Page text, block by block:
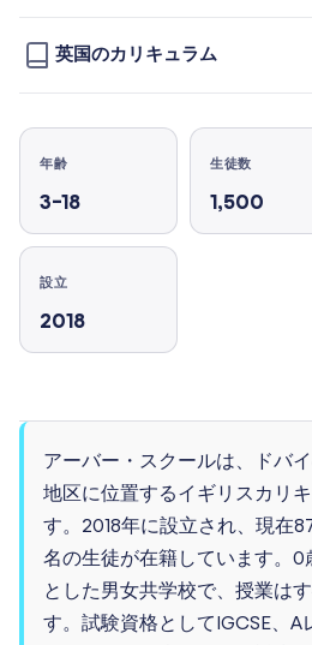
英国のカリキュラム
年齢
3–18
生徒数
1,500
設立
2018
アーバー・スクールは、ドバ
地区に位置するイギリスカリ
す。2018年に設立され、現在
名の生徒が在籍しています。0
とした男女共学校で、授業は
す。試験資格としてIGCSE、A